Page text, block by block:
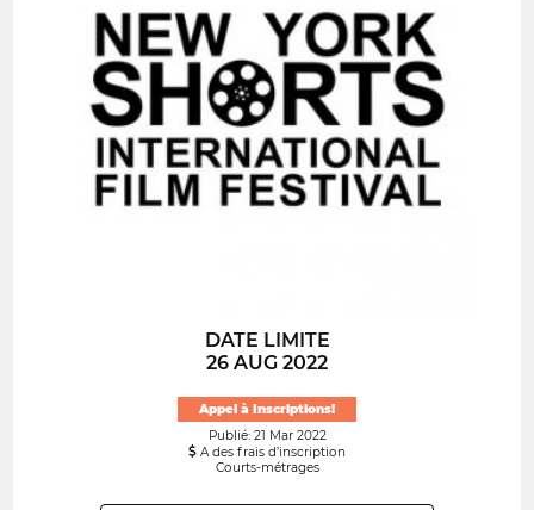
DATE LIMITE
26 AUG 2022
Appel à Inscriptions!
Publié: 21 Mar 2022
A des frais d’inscription
Courts-métrages